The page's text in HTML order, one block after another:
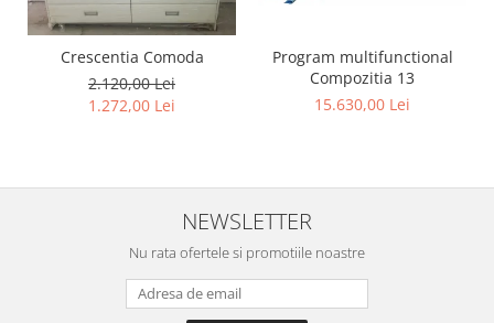
Crescentia Comoda
2.120,00 Lei
1.272,00 Lei
Program multifunctional
Compozitia 13
15.630,00 Lei
NEWSLETTER
Nu rata ofertele si promotiile noastre